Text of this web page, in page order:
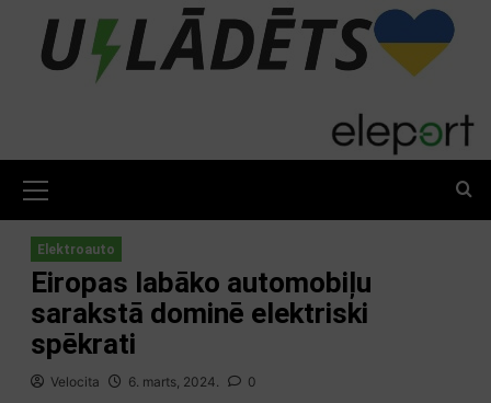
content
Menu
Elektroauto
Eiropas labāko automobiļu
sarakstā dominē elektriski
spēkrati
Velocita 6. marts, 2024. 0